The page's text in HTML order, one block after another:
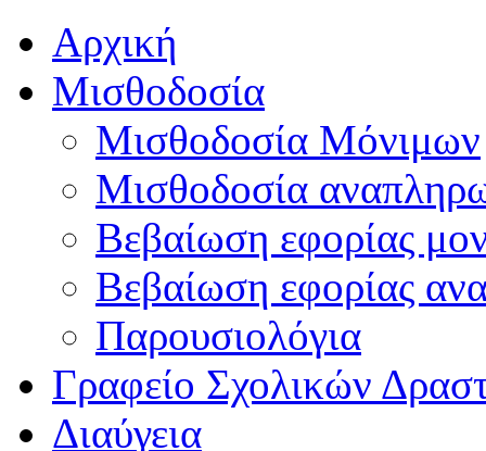
Αρχική
Μισθοδοσία
Μισθοδοσία Μόνιμων
Μισθοδοσία
Βεβαίωση εφορίας
Βεβαίωση εφορίας
Παρουσιολόγια
Γραφείο Σχολικών
Διαύγεια